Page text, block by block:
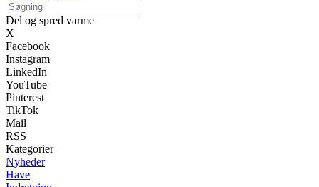
Del og spred varme
X
Facebook
Instagram
LinkedIn
YouTube
Pinterest
TikTok
Mail
RSS
Kategorier
Nyheder
Have